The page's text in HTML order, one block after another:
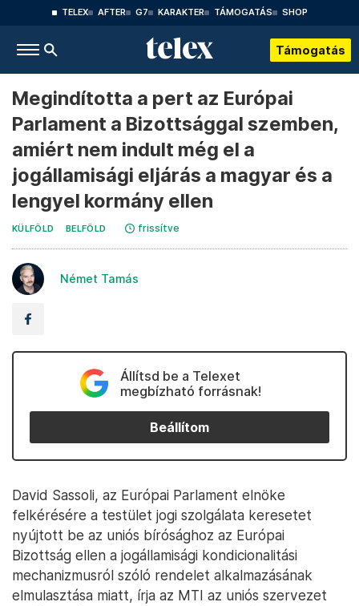
TELEX AFTER G7 KARAKTER TÁMOGATÁS SHOP
Támogatás
Megindította a pert az Európai
Parlament a Bizottsággal szemben,
amiért nem indult még el a
jogállamisági eljárás a magyar és a
lengyel kormány ellen
KÜLFÖLD BELFÖLD frissítve
Német Tamás
Állítsd be a Telexet
megbízható forrásnak!
Beállítom
David Sassoli, az Európai Parlament elnöke
felkérésére a testület jogi szolgálata keresetet
nyújtott be az uniós bírósághoz az Európai
Bizottság ellen a jogállamisági kondicionalitási
mechanizmusról szóló rendelet alkalmazásának
elmulasztása miatt, írja az MTI az uniós szervezet